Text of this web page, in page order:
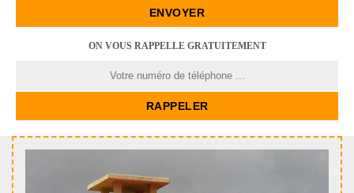
ON VOUS RAPPELLE GRATUITEMENT